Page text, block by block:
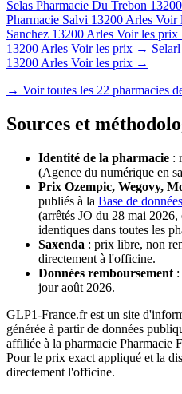
Selas Pharmacie Du Trebon
Pharmacie Salvi 13200 Arles Voir
Sanchez 13200 Arles Voir les
13200 Arles Voir les prix →
13200 Arles Voir les prix →
→ Voir toutes les 22 pharmacies
Sources et
Identité de la pharmacie :
(Agence du numérique en
Prix Ozempic, Wegovy,
publiés à la Base de
(arrêtés JO du 28 mai
identiques dans toutes les
Saxenda : prix libre, non
directement à l'officine.
Données remboursement :
jour août 2026.
GLP1-France.fr est un site
générée à partir de données
affiliée à la pharmacie Pharmacie
Pour le prix exact appliqué et la
directement l'officine.